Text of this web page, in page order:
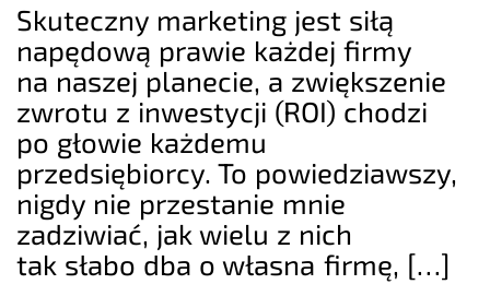
Skuteczny marketing jest siłą
napędową prawie każdej firmy
na naszej planecie, a zwiększenie
zwrotu z inwestycji (ROI) chodzi
po głowie każdemu
przedsiębiorcy. To powiedziawszy,
nigdy nie przestanie mnie
zadziwiać, jak wielu z nich
tak słabo dba o własna firmę, […]